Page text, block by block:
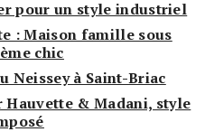
pour un style industriel
: Maison famille sous
chic
Neissey à Saint-Briac
Hauvette & Madani, style